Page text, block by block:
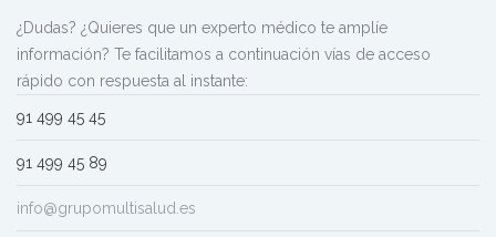
¿Dudas? ¿Quieres que un experto médico te amplíe
información? Te facilitamos a continuación vías de acceso
rápido con respuesta al instante:
91 499 45 45
91 499 45 89
info@grupomultisalud.es